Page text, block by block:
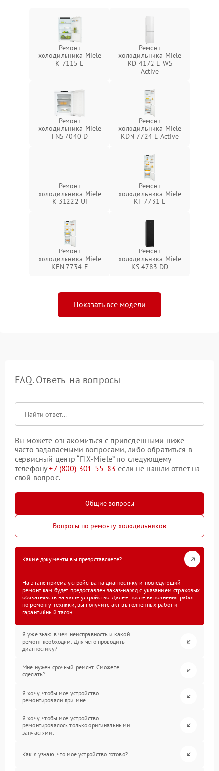
Ремонт
холодильника Miele
K 7115 E
Ремонт
холодильника Miele
KD 4172 E WS
Active
Ремонт
холодильника Miele
FNS 7040 D
Ремонт
холодильника Miele
KDN 7724 E Active
Ремонт
холодильника Miele
K 31222 Ui
Ремонт
холодильника Miele
KF 7731 E
Ремонт
холодильника Miele
KFN 7734 E
Ремонт
холодильника Miele
KS 4783 DD
Показать все модели
FAQ. Ответы на вопросы
Вы можете ознакомиться с приведенными ниже
часто задаваемыми вопросами, либо обратиться в
сервисный центр “FIX-Miele” по следующему
телефону+7 (800) 301-55-83 если не нашли ответ на
свой вопрос.
Общие вопросы
Вопросы по ремонту холодильников
Какие документы вы предоставляете?
На этапе приема устройства на диагностику и последующий
ремонт вам будет предоставлен заказ-наряд с указанием страховых
обязательств на ваше устройство. Далее, после выполнения работ
по ремонту техники, вы получите акт выполненных работ и
гарантийный талон.
Я уже знаю в чем неисправность и какой
ремонт необходим. Для чего проводить
диагностику?
Мне нужен срочный ремонт. Сможете
сделать?
Я хочу, чтобы мое устройство
ремонтировали при мне.
Я хочу, чтобы мое устройство
ремонтировалось только оригинальными
запчастями.
Как я узнаю, что мое устройство готово?